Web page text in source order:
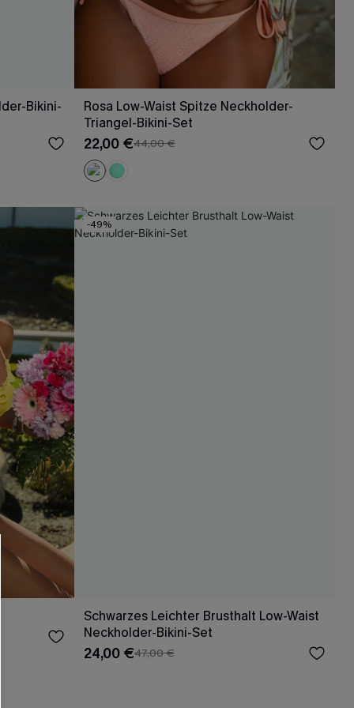
Bikini-
Rosa Low-Waist Spitze Neckholder-
Triangel-Bikini-Set
22,00 €44,00 €
-49%
Schwarzes Leichter Brusthalt Low-Waist
Neckholder-Bikini-Set
24,00 €47,00 €